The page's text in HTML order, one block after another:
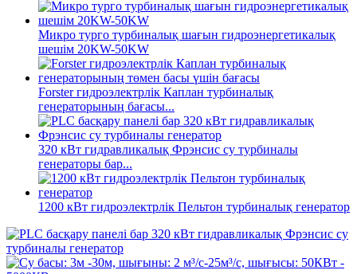
Микро турго турбиналық шағын гидроэнергетикалық
шешім 20KW-50KW
Forster гидроэлектрлік Каплан турбиналық
генераторының бағасы...
320 кВт гидравликалық Фрэнсис су турбиналы
генераторы бар...
1200 кВт гидроэлектрлік Пельтон турбиналық генератор